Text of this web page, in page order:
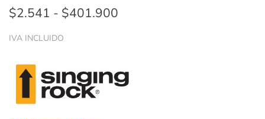
$2.541 - $401.900
desde
$2.541
IVA INCLUIDO